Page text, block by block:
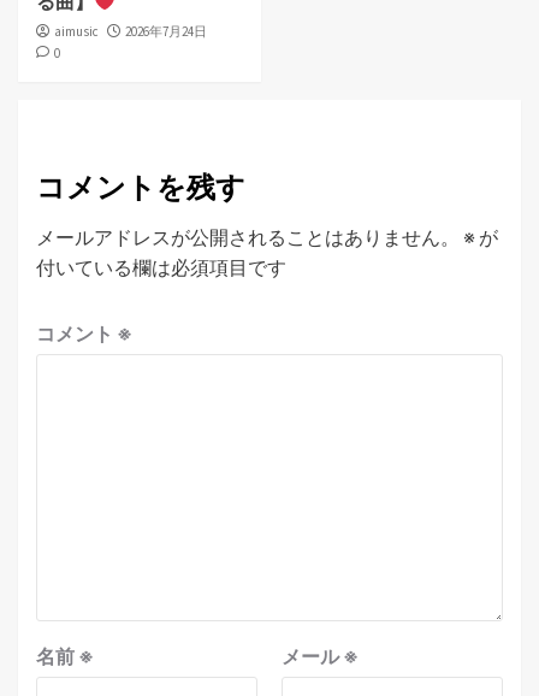
aimusic
2026年7月24日
0
コメントを残す
メールアドレスが公開されることはありません。 ※ が
付いている欄は必須項目です
コメント ※
名前 ※ メール※